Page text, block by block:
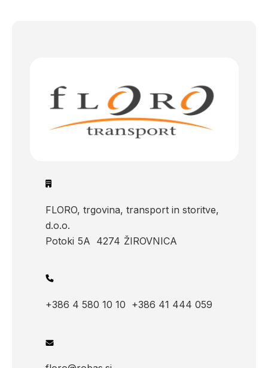
FLORO, trgovina, transport in storitve,
d.o.o.
Potoki 5A 4274 ŽIROVNICA
+386 4 580 10 10 +386 41 444 059